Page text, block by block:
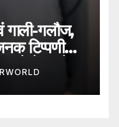
गाली-गलौज,
टिप्पणी
ने भेजा जेल